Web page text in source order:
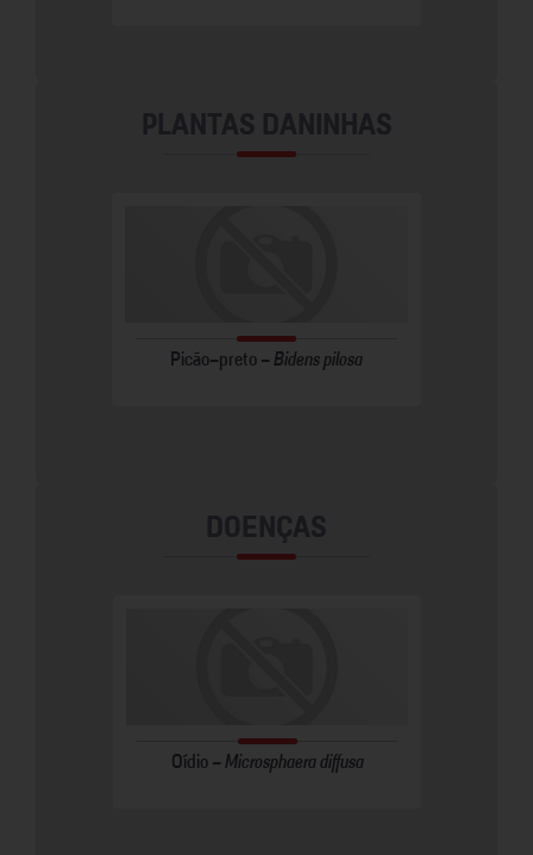
Picão-preto - Bidens pilosa
Oídio - Microsphaera diffusa